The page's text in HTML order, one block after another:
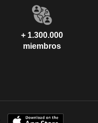
+ 1.300.000
miembros